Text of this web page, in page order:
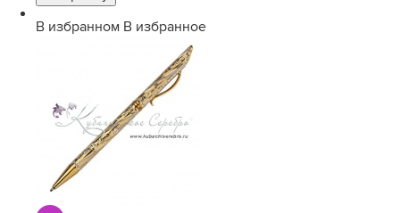
В избранном В избранное